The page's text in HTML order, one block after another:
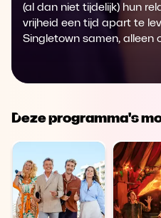
(al dan niet tijdelijk) hun
vrijheid een tijd apart te
Singletown samen, alleen
Deze programma's